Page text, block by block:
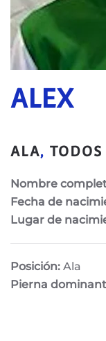
ALEX
ALA, TODOS
Nombre
Fecha de
Lugar de
Posición: Ala
Pierna